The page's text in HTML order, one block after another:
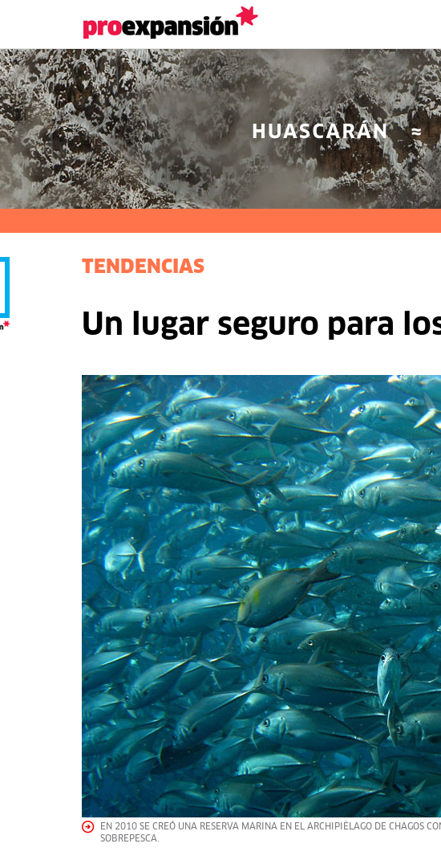
TENDENCIAS
Un lugar seguro para
EN 2010 SE CREÓ UNA RESERVA MARINA EN EL ARCHIPIÉLAGO DE CHAGOS
SOBREPESCA.